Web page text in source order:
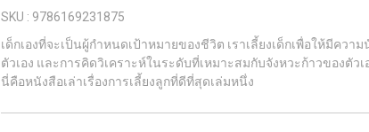
SKU : 9786169231875
เด็กเองที่จะเป็นผู้กำหนดเป้าหมายของชีวิต เราเลี้ยงเด็กเพื่อให้มีควา
ตัวเอง และการคิดวิเคราะห์ในระดับที่เหมาะสมกับจังหวะก้าวของตัวเ
นี่คือหนังสือเล่าเรื่องการเลี้ยงลูกที่ดีที่สุดเล่มหนึ่ง